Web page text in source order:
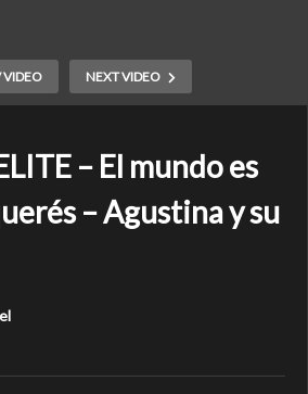
VIDEO NEXT VIDEO
– El mundo es
– Agustina y su